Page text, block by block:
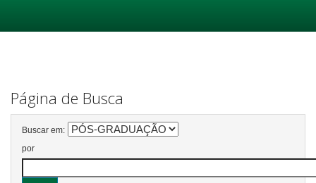
Página de Busca
Buscar em:
por